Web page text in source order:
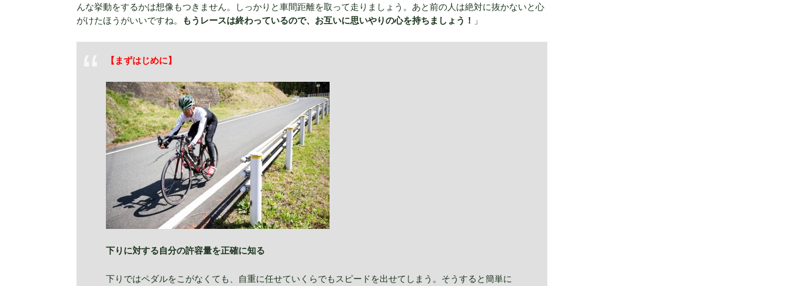
んな挙動をするかは想像もつきません。しっかりと車間距離を取って走りましょう。あと前の人は絶対に抜かないと心
がけたほうがいいですね。
もうレースは終わっているので、お互いに思いやりの心を持ちましょう！ 」
【まずはじめに】
下りに対する自分の許容量を正確に知る
下りではペダルをこがなくても、自重に任せていくらでもスピードを出せてしまう。そうすると簡単に